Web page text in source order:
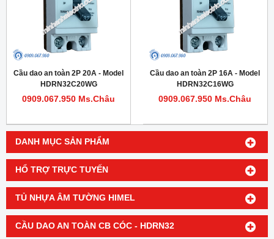
DANH MỤC SẢN PHẨM
HỔ TRỢ TRỰC TUYẾN
TỦ NHỰA ÂM TƯỜNG HIMEL
CẦU DAO AN TOÀN CB CÓC - HDRN32
Cầu dao an toàn 2P 20A - Model
HDRN32C20WG
0909.067.950 Ms.Châu
Cầu dao an toàn 2P 16A - Model
HDRN32C16WG
0909.067.950 Ms.Châu